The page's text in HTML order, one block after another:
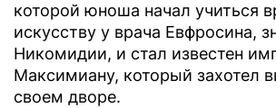
которой юноша начал учиться
искусству у врача Евфросина,
Никомидии, и стал известен
Максимиану, который захотел
своем дворе.